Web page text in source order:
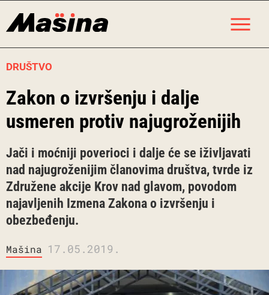
DRUŠTVO
Zakon o izvršenju i dalje
usmeren protiv najugroženijih
Jači i moćniji poverioci i dalje će se iživljavati
nad najugroženijim članovima društva, tvrde iz
Združene akcije Krov nad glavom, povodom
najavljenih Izmena Zakona o izvršenju i
obezbeđenju.
Mašina 17.05.2019.